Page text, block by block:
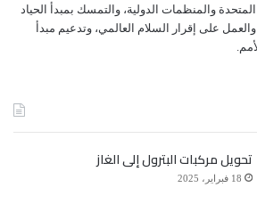
ﺍﻟﻤﺘﺤﺪﺓ ﻭﺍﻟﻤﻨﻈﻤﺎﺕ ﺍﻟﺪﻭﻟﻴﺔ، ﻭﺍﻟﺘﻤﺴﻚ ﺑﻤﺒﺪﺃ ﺍﻟﺤﻴﺎﺩ
ﻭﺍﻟﻌﻤﻞ ﻋﻠﻰ ﺇﻗﺮﺍﺭ ﺍﻟﺴﻼﻡ ﺍﻟﻌﺎﻟﻤﻲ، ﻭﺗﺪﻋﻴﻢ ﻣﺒﺪﺃ
تحويل مركبات البترول إلى الغاز
18 فبراير، 2025